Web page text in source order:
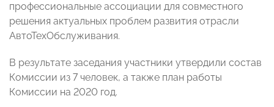
профессиональные ассоциации для совместного
решения актуальных проблем развития отрасли
АвтоТехОбслуживания.
В результате заседания участники утвердили состав
Комиссии из 7 человек, а также план работы
Комиссии на 2020 год.